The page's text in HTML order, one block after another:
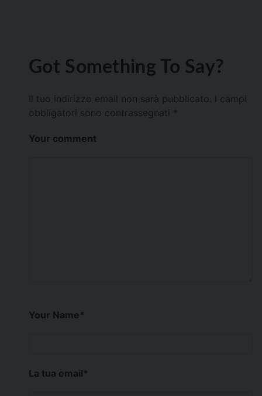
Got Something To Say?
Il tuo indirizzo email non sarà pubblicato.
I campi
obbligatori sono contrassegnati *
Your comment
Your Name*
La tua email*